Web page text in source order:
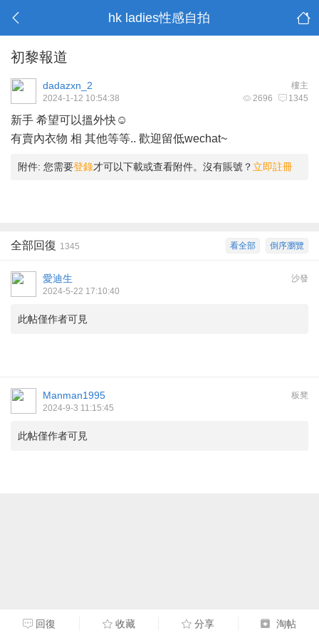
hk ladies性感自拍
初黎報道
樓主
dadazxn_2
2696 1345
2024-1-12 10:54:38
新手 希望可以搵外快☺️
有賣內衣物 相 其他等等.. 歡迎留低wechat~
附件: 您需要登錄才可以下載或查看附件。沒有賬號？ 立即註冊
倒序瀏覽
看全部
全部回復 1345
沙發
愛迪生
2024-5-22 17:10:40
此帖僅作者可見
板凳
Manman1995
2024-9-3 11:15:45
此帖僅作者可見
回復 收藏 分享 淘帖